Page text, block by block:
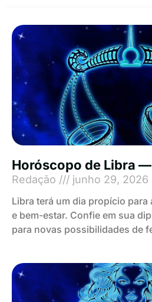
Horóscopo de Libra
Redação junho 29, 2026
Libra terá um dia propício
e bem-estar. Confie em sua
para novas possibilidades de